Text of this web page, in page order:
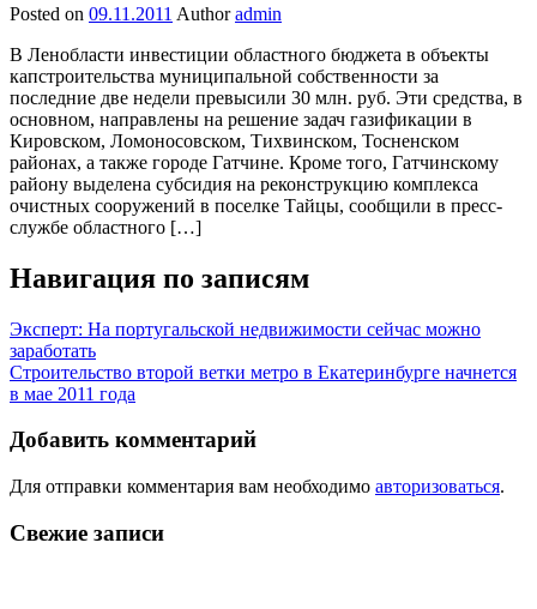
Posted on 09.11.2011 Author admin
В Ленобласти инвестиции областного бюджета в объекты
капстроительства муниципальной собственности за
последние две недели превысили 30 млн. руб. Эти средства, в
основном, направлены на решение задач газификации в
Кировском, Ломоносовском, Тихвинском, Тосненском
районах, а также городе Гатчине. Кроме того, Гатчинскому
району выделена субсидия на реконструкцию комплекса
очистных сооружений в поселке Тайцы, сообщили в пресс-
службе областного […]
Навигация по записям
Эксперт: На португальской недвижимости сейчас можно
заработать
Строительство второй ветки метро в Екатеринбурге начнется
в мае 2011 года
Добавить комментарий
Для отправки комментария вам необходимо авторизоваться.
Свежие записи